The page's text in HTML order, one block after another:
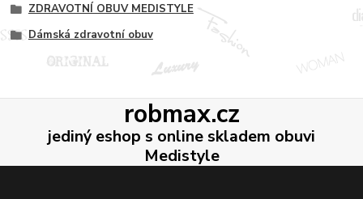
ZDRAVOTNÍ OBUV MEDISTYLE
Dámská zdravotní obuv
robmax.cz
jediný eshop s online skladem obuvi
Medistyle